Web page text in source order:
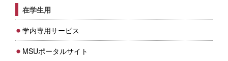
在学生用
学内専用サービス
MSUポータルサイト